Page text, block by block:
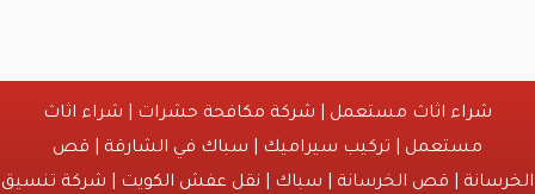
شراء اثاث مستعمل|شركة مكافحة حشرات|شراء اثاث
مستعمل|تركيب سيراميك|سباك في الشارقة|قص
| قص الخرسانة | سباك |نقل عفش الكويت|شركة تنسيق